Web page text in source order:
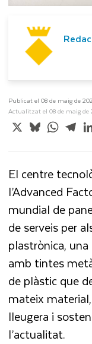
Publicat el 08 de maig de
Actualitzat el 08 de maig de
X Bluesky
El centre
l’Advanced
mundial de
de serveis per
plastrònica,
amb tintes
de plàstic que
mateix
lleugera i
l’actualitat.